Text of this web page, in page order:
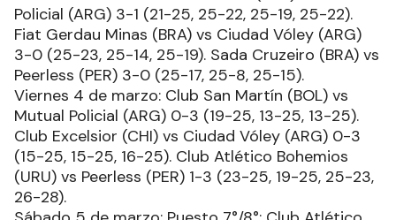
Policial (ARG) 3-1 (21-25, 25-22, 25-19, 25-22).
Fiat Gerdau Minas (BRA) vs Ciudad Vóley (ARG)
3-0 (25-23, 25-14, 25-19). Sada Cruzeiro (BRA) vs
Peerless (PER) 3-0 (25-17, 25-8, 25-15).
Viernes 4 de marzo: Club San Martín (BOL) vs
Mutual Policial (ARG) 0-3 (19-25, 13-25, 13-25).
Club Excelsior (CHI) vs Ciudad Vóley (ARG) 0-3
(15-25, 15-25, 16-25). Club Atlético Bohemios
(URU) vs Peerless (PER) 1-3 (23-25, 19-25, 25-23,
26-28).